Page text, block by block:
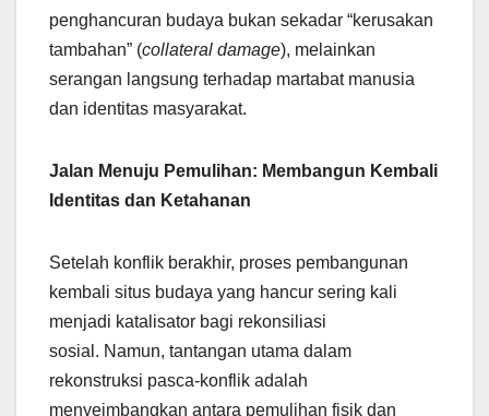
penghancuran budaya bukan sekadar “kerusakan
tambahan” (collateral damage), melainkan
serangan langsung terhadap martabat manusia
dan identitas masyarakat.
Jalan Menuju Pemulihan: Membangun Kembali
Identitas dan Ketahanan
Setelah konflik berakhir, proses pembangunan
kembali situs budaya yang hancur sering kali
menjadi katalisator bagi rekonsiliasi
sosial. Namun, tantangan utama dalam
rekonstruksi pasca-konflik adalah
menyeimbangkan antara pemulihan fisik dan